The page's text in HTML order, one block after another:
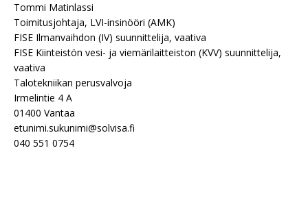
Tommi Matinlassi
Toimitusjohtaja, LVI-insinööri (AMK)
FISE Ilmanvaihdon (IV) suunnittelija, vaativa
FISE Kiinteistön vesi- ja viemärilaitteiston (KVV) suunnittelija,
vaativa
Talotekniikan perusvalvoja
Irmelintie 4 A
01400 Vantaa
etunimi.sukunimi@solvisa.fi
040 551 0754